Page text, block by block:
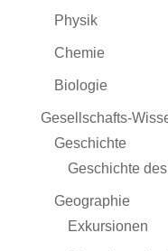
Physik
Chemie
Biologie
Gesellschafts-
Geschichte
Geschichte
Geographie
Exkursionen